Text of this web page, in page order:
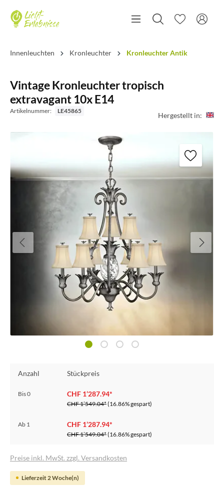
Innenleuchten Kronleuchter Kronleuchter Antik
Vintage Kronleuchter tropisch
extravagant 10x E14
Artikelnummer: LE45865 Hergestellt in:
Anzahl Stückpreis
Bis0 CHF 1’287.94*
CHF 1’549.04*(16.86% gespart)
Ab 1 CHF 1’287.94*
CHF 1’549.04*(16.86% gespart)
Preise inkl. MwSt. zzgl. Versandkosten
Lieferzeit 2 Woche(n)